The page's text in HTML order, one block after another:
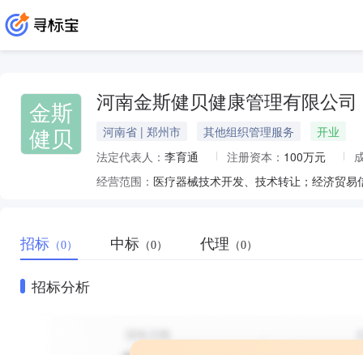
金斯
健贝
河南金斯健贝健康管理有限公司
河南省 | 郑州市 其他组织管理服务
开业
法定代表人： 李育通 注册资本： 100万元
经营范围：
招标 （0） 中标 （0） 代理 （0）
招标分析